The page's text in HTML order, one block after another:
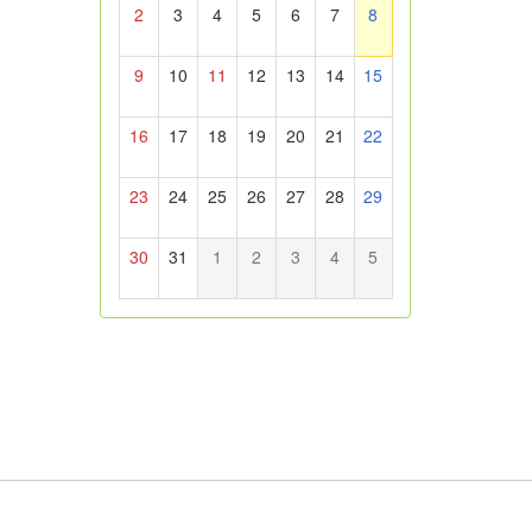
2 3 4 5 6 7 8
9 10 11 12 13 14 15
16 17 18 19 20 21 22
23 24 25 26 27 28 29
30 31 1 2 3 4 5